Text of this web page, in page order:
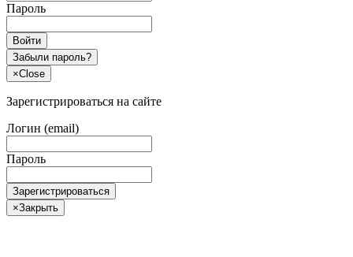
Пароль
Войти
Забыли пароль?
×Close
Зарегистрироваться на сайте
Логин (email)
Пароль
Зарегистрироваться
×Закрыть